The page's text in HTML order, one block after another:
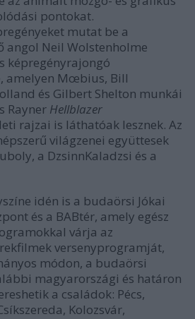
pontokat.
mutat be a
angol Neil Wolstenholme
képregényrajongó
amelyen Mœbius, Bill
és Gilbert Shelton munkái
Rayner Hellblazer
rajzai is láthatóak lesznek. Az
világzenei együttesek
a DzsinnKaladzsi és a
idén is a budaörsi Jókai
és a BABtér, amely egész
várja az
versenyprogramját,
módon, a budaörsi
magyarországi és határon
a családok: Pécs,
Kolozsvár,